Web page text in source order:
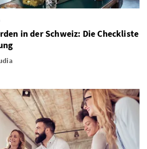
in der Schweiz: Die Checkliste